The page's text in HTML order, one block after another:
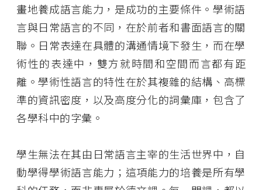
畫地養成語言能力，是成功的主要條件。學術語
言與日常語言的不同，在於前者和書面語言的關
聯。日常表達在具體的溝通情境下發生，而在學
術性的表達中，雙方就時間和空間而言都有距
離。學術性語言的特性在於其複雜的結構、高標
準的資訊密度，以及高度分化的詞彙庫，包含了
各學科中的字彙。
學生無法在其由日常語言主宰的生活世界中，自
動學得學術語言能力；這項能力的培養是所有學